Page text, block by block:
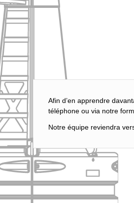
Afin d’en apprendre
téléphone ou via notre
Notre équipe reviendra